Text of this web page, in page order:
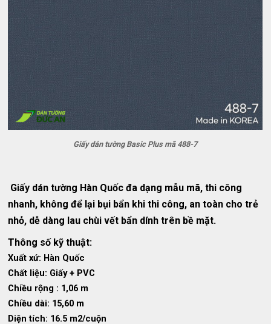
Giấy dán tường Basic Plus mã 488-7
Giấy dán tường Hàn Quốc đa dạng mẫu mã, thi công
nhanh, không để lại bụi bẩn khi thi công, an toàn cho trẻ
nhỏ, dễ dàng lau chùi vết bẩn dính trên bề mặt.
Thông số kỹ thuật:
Xuất xứ: Hàn Quốc
Chất liệu: Giấy + PVC
Chiều rộng : 1,06 m
Chiều dài: 15,60 m
Diện tích: 16.5 m2/cuộn